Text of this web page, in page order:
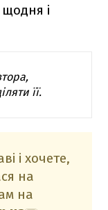
і
її.
і хочете,
на
на